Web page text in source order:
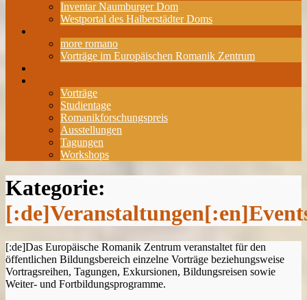
Inventar Naumburger Dom
Westportal des Halberstädter Doms
more romano
Vorträge im Europäischen Romanik Zentrum
Vorträge
Studientage
Romanikforschungspreis
Ausstellungen
Tagungen
Workshops
Kategorie:
[:de]Das Europäische Romanik Zentrum veranstaltet für den
öffentlichen Bildungsbereich einzelne Vorträge beziehungsweise
Vortragsreihen, Tagungen, Exkursionen, Bildungsreisen sowie
Weiter- und Fortbildungsprogramme.